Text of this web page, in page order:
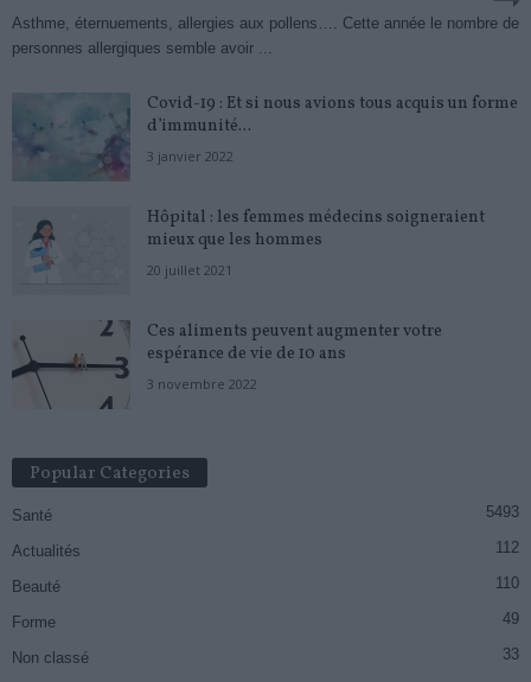
Asthme, éternuements, allergies aux pollens…. Cette année le nombre de
personnes allergiques semble avoir ...
Covid-19 : Et si nous avions tous acquis un forme
d’immunité...
3 janvier 2022
Hôpital : les femmes médecins soigneraient
mieux que les hommes
20 juillet 2021
Ces aliments peuvent augmenter votre
espérance de vie de 10 ans
3 novembre 2022
Popular Categories
Santé 5493
Actualités 112
Beauté 110
Forme 49
Non classé
33